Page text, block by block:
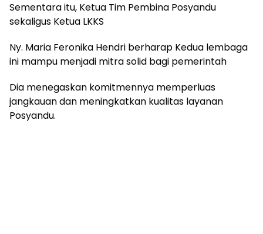
Sementara itu, Ketua Tim Pembina Posyandu
sekaligus Ketua LKKS
Ny. Maria Feronika Hendri berharap Kedua lembaga
ini mampu menjadi mitra solid bagi pemerintah
Dia menegaskan komitmennya memperluas
jangkauan dan meningkatkan kualitas layanan
Posyandu.